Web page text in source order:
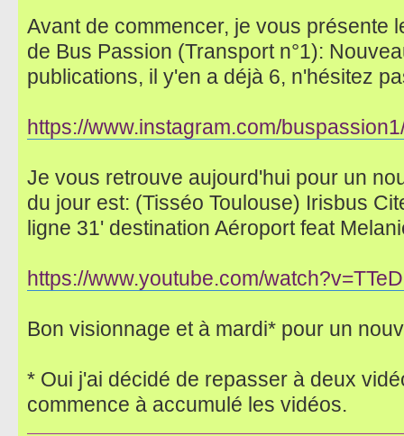
Avant de commencer, je vous présente
de Bus Passion (Transport n°1):
publications, il y'en a déjà 6, n'hésitez
https://www.instagram.com/
Je vous retrouve aujourd'hui pour un
du jour est: (Tisséo Toulouse) Irisbus
ligne 31' destination Aéroport feat
https://www.youtube.com/
Bon visionnage et à mardi* pour un
* Oui j'ai décidé de repasser à deux
commence à accumulé les vidéos.